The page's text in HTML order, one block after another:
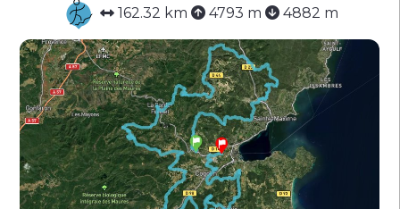
162.32 km 4793 m 4882 m